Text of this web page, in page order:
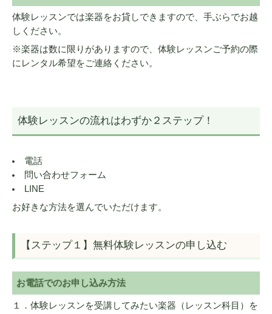
体験レッスンでは楽器をお貸しできますので、手ぶらでお越
しください。
※楽器は数に限りがありますので、体験レッスンご予約の際
にレンタル希望をご連絡ください。
体験レッスンの流れはわずか２ステップ！
電話
問い合わせフォーム
LINE
お好きな方法を選んでいただけます。
【ステップ１】無料体験レッスンの申し込む
お電話でのお申し込み方法
１．体験レッスンを受講してみたい楽器（レッスン科目）を